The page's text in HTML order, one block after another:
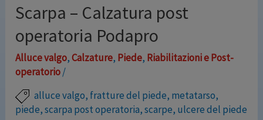
regolazione della flesso/estensione.
CARATTERISTICHE • Struttura in materiale composito
leggero e …
Leggi altro »
Scarpa – Calzatura post
operatoria Podapro
Alluce valgo,Calzature, Piede, Riabilitazioni e Post-
operatorio/
alluce valgo, fratture del piede, metatarso,
piede,scarpa post operatoria,scarpe, ulcere del piede